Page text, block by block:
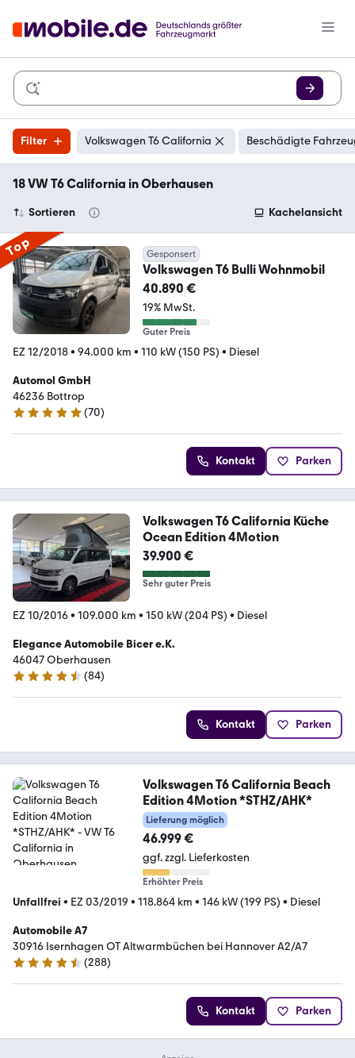
Filter Volkswagen T6 California Beschädigte
18 VW T6 California in Oberhausen
Sortieren Kachelansicht
Top Gesponsert
Volkswagen T6 Bulli Wohnmobil
40.890 €
19% MwSt.
Guter Preis
EZ 12/2018• 94.000 km • 110 kW (150 PS) • Diesel
Automol GmbH
46236 Bottrop
4.9 Sterne
(70)
Kontakt Parken
Volkswagen T6 California Küche
Ocean Edition 4Motion
39.900 €
Sehr guter Preis
EZ 10/2016• 109.000 km • 150 kW (204 PS) • Diesel
Elegance Automobile Bicer e.K.
46047 Oberhausen
4.7 Sterne
(84)
Kontakt Parken
Volkswagen T6 California Beach
Edition 4Motion *STHZ/AHK*
Lieferung möglich
46.999 €
ggf. zzgl. Lieferkosten
Erhöhter Preis
Unfallfrei • EZ 03/2019 • 118.864 km • 146 kW (199 PS) • Diesel
Automobile A7
30916 Isernhagen OT Altwarmbüchen bei Hannover A2/A7
4.7 Sterne
(288)
Kontakt Parken